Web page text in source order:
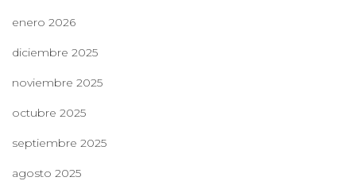
enero 2026
diciembre 2025
noviembre 2025
octubre 2025
septiembre 2025
agosto 2025